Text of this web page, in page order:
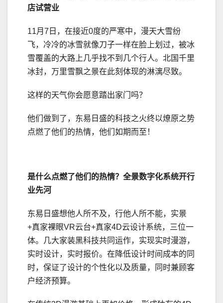
店试营业
11月7日，在接近0度的严寒中，漫天大雪纷
飞，冷冷的冰雪就像刀子一样在脸上划过，被冰
雪覆盖的大路上几乎找不到几个行人。北国千里
冰封，万里雪飘之景在此刻体现的淋漓尽致。
这样的天气你会愿意踏出家门吗？
他们做到了，东易日盛的科技之火终以燎原之势
点燃了他们的热情，他们如期而至！
是什么点燃了他们的热情？ 全景数字化系统开行
业先河
东易日盛想他人所不及，行他人所不能，实景
+真家裸眼VR云台+真家4D云设计系统，三位一
体。几大家装黑科技共同运作，实现实时漫游，
实时设计，实时报价。在降低设计时间成本的同
时，保证了设计的个性化以及质量，同时兼顾客
户经济预算。